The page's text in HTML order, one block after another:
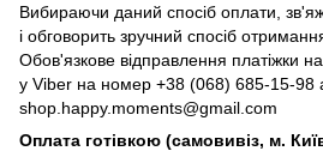
Вибираючи даний спосіб оплати,
і обговорить зручний спосіб
Обов'язкове відправлення платіжки
у Viber на номер +38 (068) 685-15-98
shop.happy.moments@gmail.com
Оплата готівкою (самовивіз, м.